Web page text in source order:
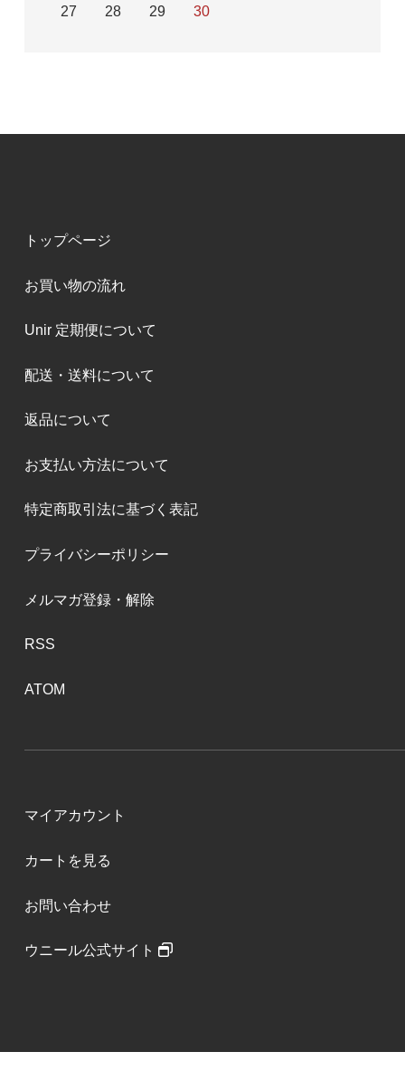
27 28 29 30
トップページ
お買い物の流れ
Unir 定期便について
配送・送料について
返品について
お支払い方法について
特定商取引法に基づく表記
プライバシーポリシー
メルマガ登録・解除
RSS
ATOM
マイアカウント
カートを見る
お問い合わせ
ウニール公式サイト